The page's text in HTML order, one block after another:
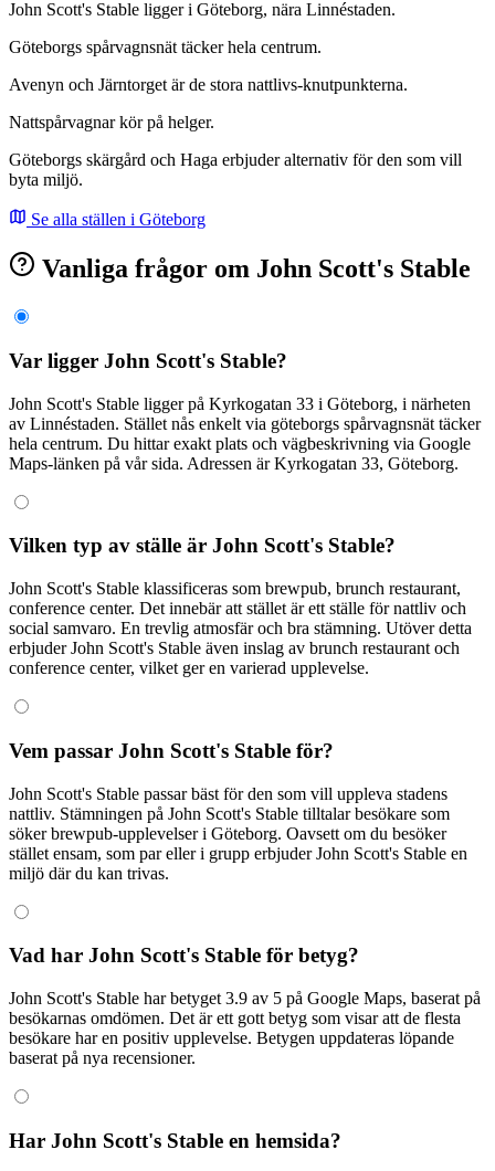
John Scott's Stable ligger i Göteborg, nära Linnéstaden.
Göteborgs spårvagnsnät täcker hela centrum.
Avenyn och Järntorget är de stora nattlivs-knutpunkterna.
Nattspårvagnar kör på helger.
Göteborgs skärgård och Haga erbjuder alternativ för den som vill
byta miljö.
Se alla ställen i Göteborg
Vanliga frågor om John Scott's Stable
Var ligger John Scott's Stable?
John Scott's Stable ligger på Kyrkogatan 33 i Göteborg, i närheten
av Linnéstaden. Stället nås enkelt via göteborgs spårvagnsnät täcker
hela centrum. Du hittar exakt plats och vägbeskrivning via Google
Maps-länken på vår sida. Adressen är Kyrkogatan 33, Göteborg.
Vilken typ av ställe är John Scott's Stable?
John Scott's Stable klassificeras som brewpub, brunch restaurant,
conference center. Det innebär att stället är ett ställe för nattliv och
social samvaro. En trevlig atmosfär och bra stämning. Utöver detta
erbjuder John Scott's Stable även inslag av brunch restaurant och
conference center, vilket ger en varierad upplevelse.
Vem passar John Scott's Stable för?
John Scott's Stable passar bäst för den som vill uppleva stadens
nattliv. Stämningen på John Scott's Stable tilltalar besökare som
söker brewpub-upplevelser i Göteborg. Oavsett om du besöker
stället ensam, som par eller i grupp erbjuder John Scott's Stable en
miljö där du kan trivas.
Vad har John Scott's Stable för betyg?
John Scott's Stable har betyget 3.9 av 5 på Google Maps, baserat på
besökarnas omdömen. Det är ett gott betyg som visar att de flesta
besökare har en positiv upplevelse. Betygen uppdateras löpande
baserat på nya recensioner.
Har John Scott's Stable en hemsida?